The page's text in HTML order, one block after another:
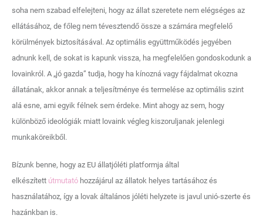
soha nem szabad elfelejteni, hogy az állat szeretete nem elégséges az
ellátásához, de főleg nem tévesztendő össze a számára megfelelő
körülmények biztosításával. Az optimális együttműködés jegyében
adnunk kell, de sokat is kapunk vissza, ha megfelelően gondoskodunk a
lovainkról. A „jó gazda” tudja, hogy ha kínozná vagy fájdalmat okozna
állatának, akkor annak a teljesítménye és termelése az optimális szint
alá esne, ami egyik félnek sem érdeke. Mint ahogy az sem, hogy
különböző ideológiák miatt lovaink végleg kiszoruljanak jelenlegi
munkaköreikből.
Bízunk benne, hogy az EU állatjóléti platformja által
elkészített útmutató hozzájárul az állatok helyes tartásához és
használatához, így a lovak általános jóléti helyzete is javul unió-szerte és
hazánkban is.